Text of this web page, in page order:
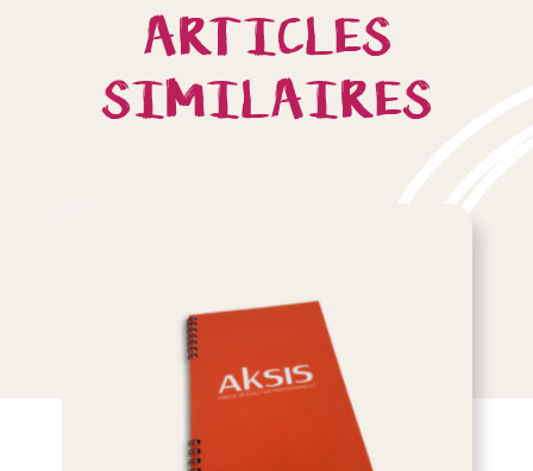
ARTICLES
SIMILAIRES